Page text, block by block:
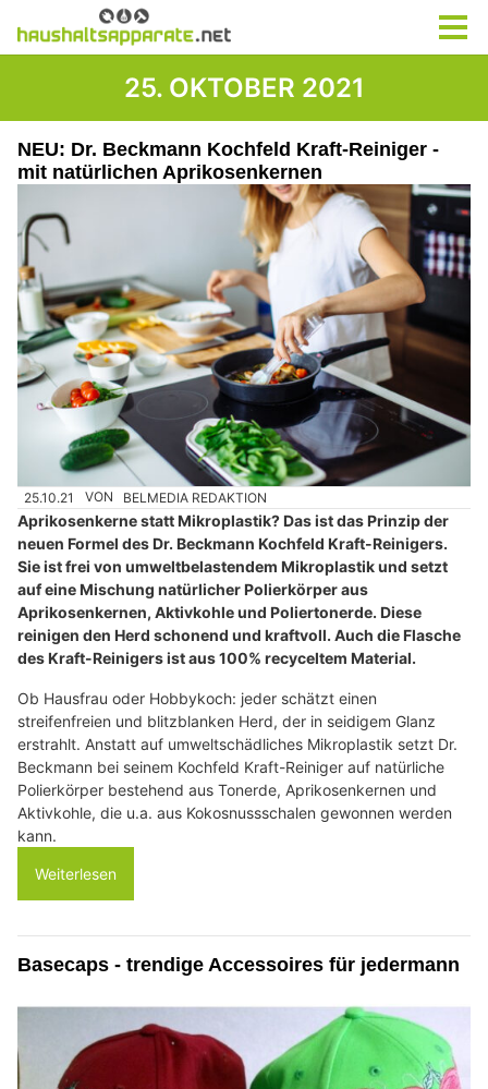
25. OKTOBER 2021
NEU: Dr. Beckmann Kochfeld Kraft-Reiniger -
mit natürlichen Aprikosenkernen
25.10.21 VON BELMEDIA REDAKTION
Aprikosenkerne statt Mikroplastik? Das ist das Prinzip der
neuen Formel des Dr. Beckmann Kochfeld Kraft-Reinigers.
Sie ist frei von umweltbelastendem Mikroplastik und setzt
auf eine Mischung natürlicher Polierkörper aus
Aprikosenkernen, Aktivkohle und Poliertonerde. Diese
reinigen den Herd schonend und kraftvoll. Auch die Flasche
des Kraft-Reinigers ist aus 100% recyceltem Material.
Ob Hausfrau oder Hobbykoch: jeder schätzt einen
streifenfreien und blitzblanken Herd, der in seidigem Glanz
erstrahlt. Anstatt auf umweltschädliches Mikroplastik setzt Dr.
Beckmann bei seinem Kochfeld Kraft-Reiniger auf natürliche
Polierkörper bestehend aus Tonerde, Aprikosenkernen und
Aktivkohle, die u.a. aus Kokosnussschalen gewonnen werden
kann.
Weiterlesen
Basecaps - trendige Accessoires für jedermann